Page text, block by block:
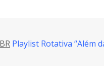
Playlist Rotativa “Além